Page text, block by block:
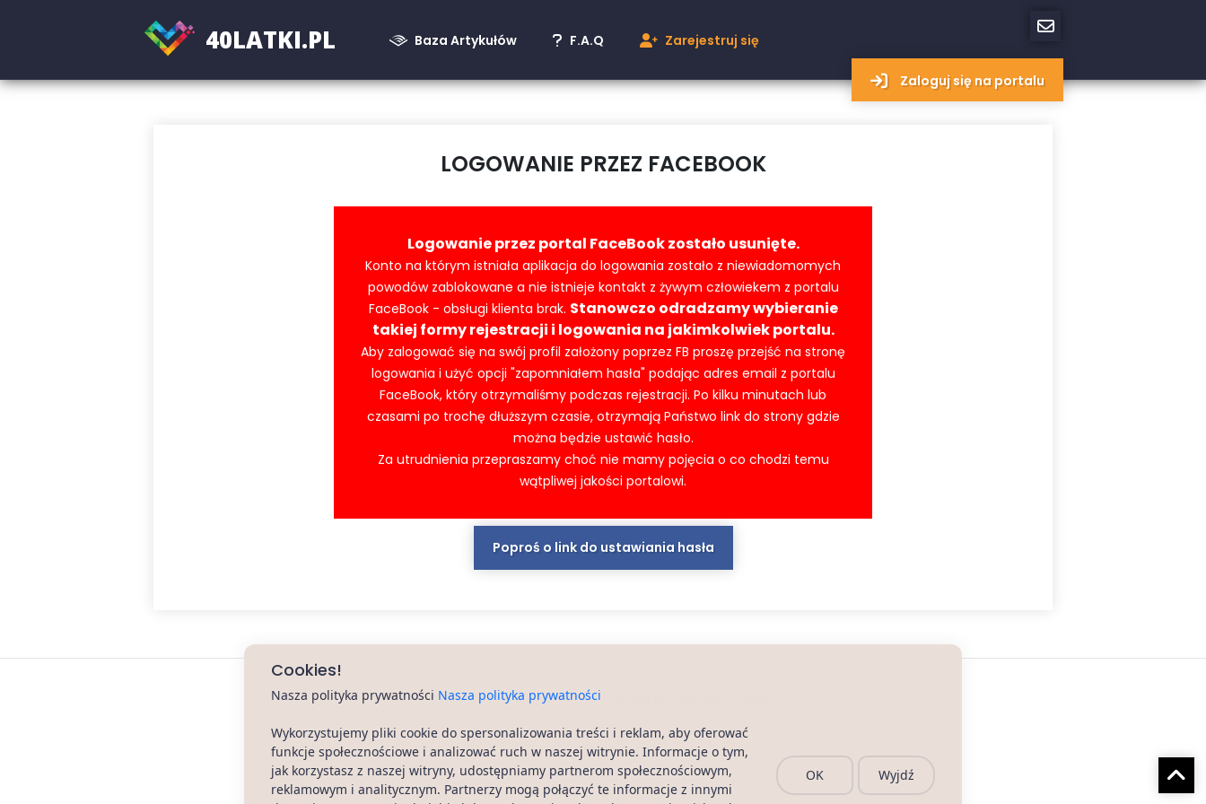
40LATKI.PL Baza Artykułów F.A.Q Zarejestruj się
Zaloguj się na portalu
LOGOWANIE PRZEZ FACEBOOK
Logowanie przez portal FaceBook zostało usunięte.
Konto na którym istniała aplikacja do logowania zostało z niewiadomomych
powodów zablokowane a nie istnieje kontakt z żywym człowiekem z portalu
FaceBook - obsługi klienta brak. Stanowczo odradzamy wybieranie
takiej formy rejestracji i logowania na jakimkolwiek portalu.
Aby zalogować się na swój profil założony poprzez FB proszę przejść na stronę
logowania i użyć opcji "zapomniałem hasła" podając adres email z portalu
FaceBook, który otrzymaliśmy podczas rejestracji. Po kilku minutach lub
czasami po trochę dłuższym czasie, otrzymają Państwo link do strony gdzie
można będzie ustawić hasło.
Za utrudnienia przepraszamy choć nie mamy pojęcia o co chodzi temu
wątpliwej jakości portalowi.
Poproś o link do ustawiania hasła
Artykuły Regulamin
2026 - 40Latki.pl Portal Randkowy | Wszystkie prawa zastrzeżone
Cookies!
Nasza polityka prywatności Nasza polityka prywatności
Wykorzystujemy pliki cookie do spersonalizowania treści i reklam, aby oferować
funkcje społecznościowe i analizować ruch w naszej witrynie. Informacje o tym,
jak korzystasz z naszej witryny, udostępniamy partnerom społecznościowym,
reklamowym i analitycznym. Partnerzy mogą połączyć te informacje z innymi
OK Wyjdź